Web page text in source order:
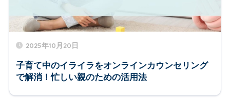
2025年10月20日
子育て中のイライラをオンラインカウンセリング
で解消！忙しい親のための活用法